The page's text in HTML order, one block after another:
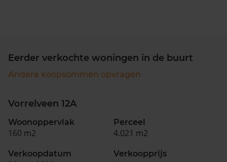
Eerder verkochte woningen in de buurt
Andere koopsommen opvragen
Vorrelveen 12A
Woonoppervlak
160 m2
Perceel
4.021 m2
Verkoopdatum
Verkoopprijs